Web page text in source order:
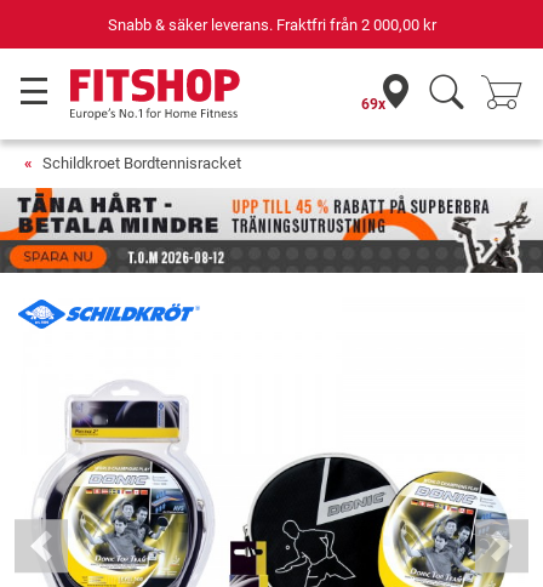
Snabb & säker leverans. Fraktfri från 2 000,00 kr
69x
Schildkroet Bordtennisracket
Previous Next